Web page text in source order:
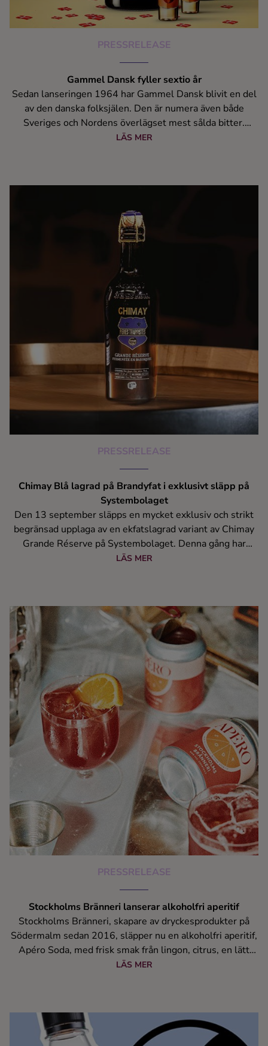
PRESSRELEASE
Gammel Dansk fyller sextio år
Sedan lanseringen 1964 har Gammel Dansk blivit en del
av den danska folksjälen. Den är numera även både
Sveriges och Nordens överlägset mest sålda bitter.
Receptet som tog tre år att utveckla innehåller 29 olika
LÄS MER
PRESSRELEASE
Chimay Blå lagrad på Brandyfat i exklusivt släpp på
Systembolaget
Den 13 september släpps en mycket exklusiv och strikt
begränsad upplaga av en ekfatslagrad variant av Chimay
Grande Réserve på Systembolaget. Denna gång har
Chimay Blå fått mogna på brandyfat, vilket ger ölet en
37,5 cl av denna belgiska ölkultur.
LÄS MER
PRESSRELEASE
Stockholms Bränneri lanserar alkoholfri aperitif
Stockholms Bränneri, skapare av dryckesprodukter på
Södermalm sedan 2016, släpper nu en alkoholfri aperitif,
Apéro Soda, med frisk smak från lingon, citrus, en lätt
bitterhet samt pärlande bubblor.
LÄS MER